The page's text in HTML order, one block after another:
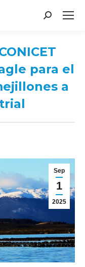
Search:
para el
a
Sep
1
2025